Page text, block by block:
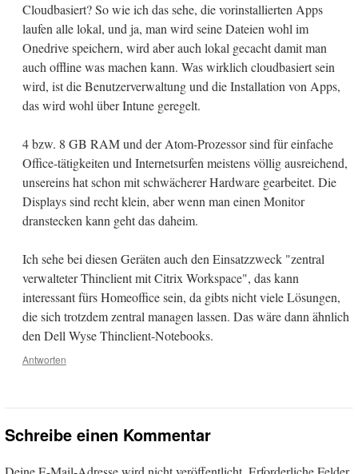
Cloudbasiert? So wie ich das sehe, die vorinstallierten Apps
laufen alle lokal, und ja, man wird seine Dateien wohl im
Onedrive speichern, wird aber auch lokal gecacht damit man
auch offline was machen kann. Was wirklich cloudbasiert sein
wird, ist die Benutzerverwaltung und die Installation von Apps,
das wird wohl über Intune geregelt.
4 bzw. 8 GB RAM und der Atom-Prozessor sind für einfache
Office-tätigkeiten und Internetsurfen meistens völlig ausreichend,
unsereins hat schon mit schwächerer Hardware gearbeitet. Die
Displays sind recht klein, aber wenn man einen Monitor
dranstecken kann geht das daheim.
Ich sehe bei diesen Geräten auch den Einsatzzweck "zentral
verwalteter Thinclient mit Citrix Workspace", das kann
interessant fürs Homeoffice sein, da gibts nicht viele Lösungen,
die sich trotzdem zentral managen lassen. Das wäre dann ähnlich
den Dell Wyse Thinclient-Notebooks.
Antworten
Schreibe einen Kommentar